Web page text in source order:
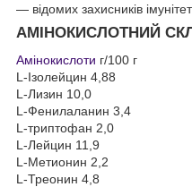
— відомих захисників
АМІНОКИСЛОТНИЙ
Амінокислоти г/100 г
L-Ізолейцин 4,88
L-Лизин 10,0
L-Фенилаланин 3,4
L-триптофан 2,0
L-Лейцин 11,9
L-Метионин 2,2
L-Треонин 4,8